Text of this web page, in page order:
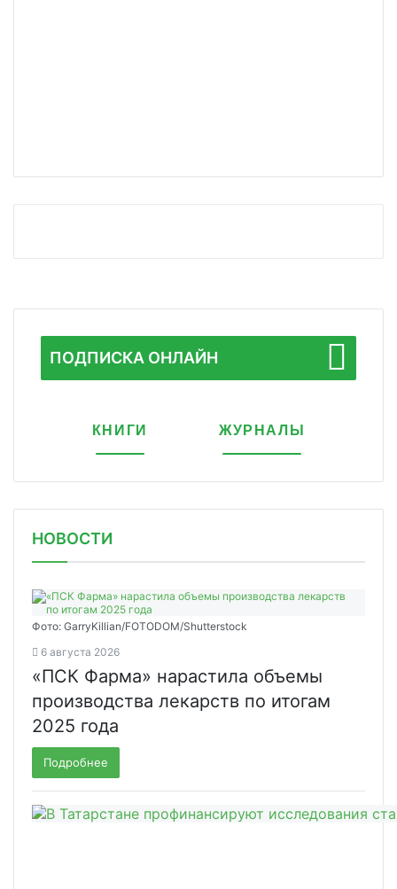
ПОДПИСКА ОНЛАЙН
КНИГИ ЖУРНАЛЫ
НОВОСТИ
Фото: GarryKillian/FOTODOM/Shutterstock
6 августа 2026
«ПСК Фарма» нарастила объемы
производства лекарств по итогам
2025 года
Подробнее